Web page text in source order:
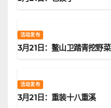
活动发布
3月21日：鳌山卫踏青挖野菜
活动发布
3月21日：重装十八重溪